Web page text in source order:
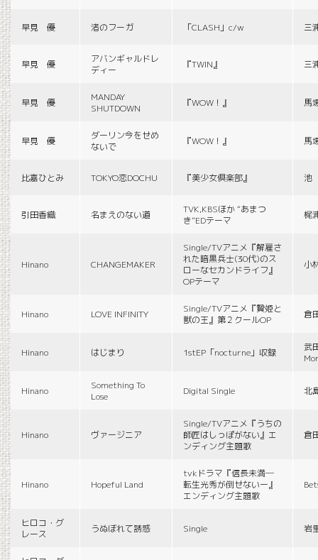
早見 優 渚のフーガ 「CLASH」c/w 三
早見 優
アバンギャルドレ
ディー
『TWIN』 三
早見 優
MANDAY
SHUTDOWN
『WOW！』 馬
早見 優
ダーリン今をせめ
ないで
『WOW！』 馬
比嘉ひとみ TOKYO恋DOCHU 『美少女倶楽部』 池
引田香織 名まえのない道
TVK,KBSほか “あまつ
き”EDテーマ
梶
Hinano CHANGEMAKER
Single/TVアニメ『解雇さ
れた暗黒兵士(30代)のス
ローなセカンドライフ』
OPテーマ
小
Hinano LOVE INFINITY
Single/TVアニメ『贄姫と
獣の王』第２クールOP
倉
Hinano はじまり 1stEP「nocturne」収録
武
Hinano
Something To
Lose
Digital Single 北
Hinano ヴァージニア
Single/TVアニメ『うちの
師匠はしっぽがない』エ
ンディング主題歌
倉
Hinano Hopeful Land
tvkドラマ『信長未満―
転生光秀が倒せないー』
エンディング主題歌
ヒロコ・グ
レース
うぬぼれて誘惑 Single 岩